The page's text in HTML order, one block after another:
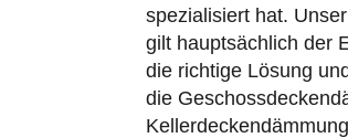
spezialisiert hat.
gilt hauptsächlich der
die richtige Lösung
die